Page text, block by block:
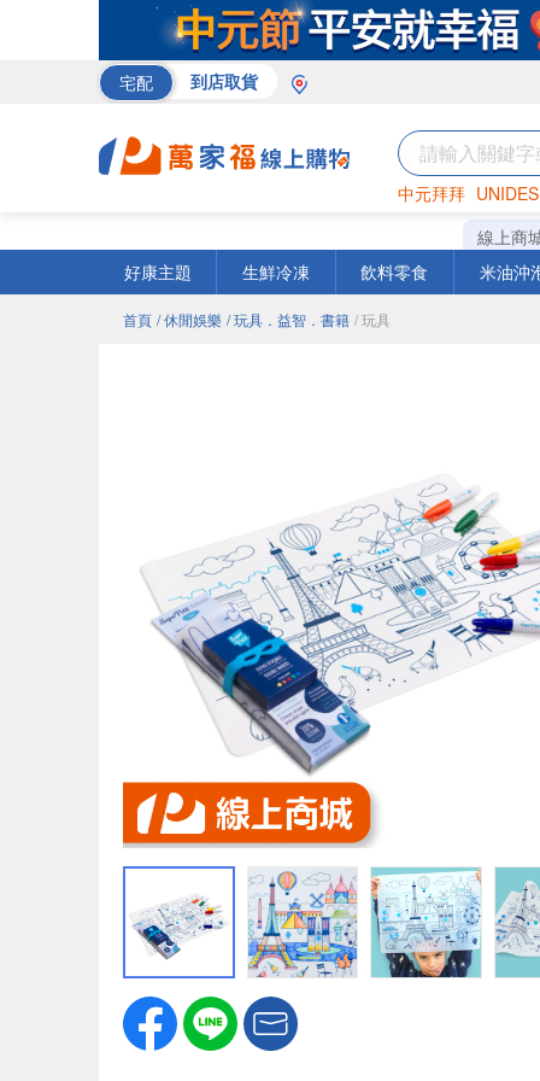
宅配 到店取貨
中元拜拜
巧克力 衛生紙
線上商
好康主題
生鮮冷凍 飲料零食 米油沖
首頁 / 休閒娛樂 / 玩具．益智．書籍 / 玩具